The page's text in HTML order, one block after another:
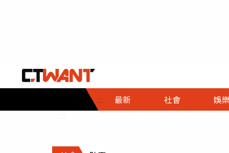
::: 最新 社會
社會首頁
時事
調查
娛樂
娛樂首頁
即時
財經首頁
熱線
政